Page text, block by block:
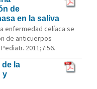
de
en la saliva
enfermedad celíaca se
de anticuerpos
2011;7:56.
la
y